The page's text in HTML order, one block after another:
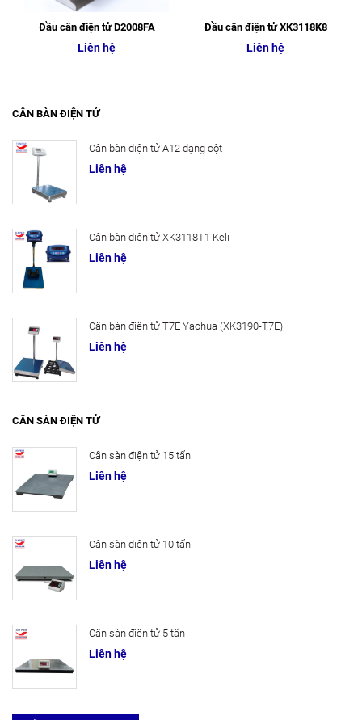
Đầu cân điện tử D2008FA
Liên hệ
Đầu cân điện tử XK3118K8
Liên hệ
CÂN BÀN ĐIỆN TỬ
Cân bàn điện tử A12 dạng cột
Liên hệ
Cân bàn điện tử XK3118T1 Keli
Liên hệ
Cân bàn điện tử T7E Yaohua (XK3190-T7E)
Liên hệ
CÂN SÀN ĐIỆN TỬ
Cân sàn điện tử 15 tấn
Liên hệ
Cân sàn điện tử 10 tấn
Liên hệ
Cân sàn điện tử 5 tấn
Liên hệ